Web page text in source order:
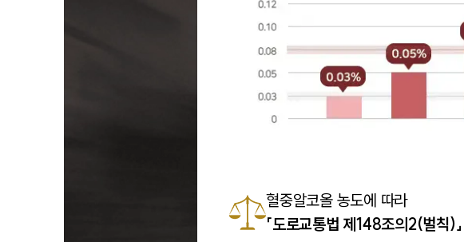
혈중알코올 농도에 따라
「도로교통법 제148조의2(벌칙)」